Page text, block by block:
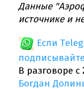
Данные
источнике и
Если
В разговоре с
Богдан